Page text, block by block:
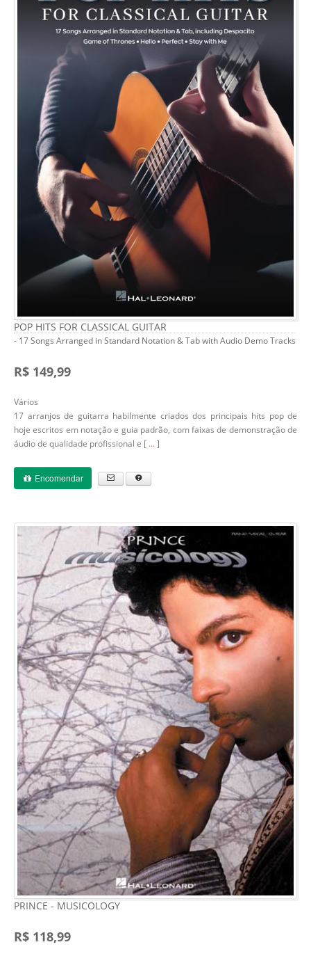
POP HITS FOR CLASSICAL GUITAR
- 17 Songs Arranged in Standard Notation & Tab with Audio Demo Tracks
R$ 149,99
Vários
17 arranjos de guitarra habilmente criados dos principais hits pop de
hoje escritos em notação e guia padrão, com faixas de demonstração de
áudio de qualidade profissional e [ ...]
Encomendar
PRINCE - MUSICOLOGY
R$ 118,99